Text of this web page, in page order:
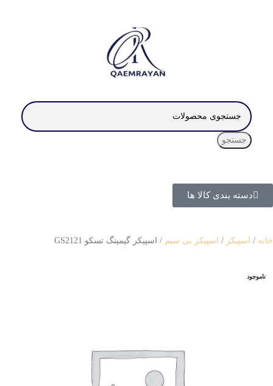
جستجو
دسته بندی کالا ها
خانه اسپیکر اسپیکر بی سیم اسپیکر گیمینگ تسکو GS2121
ناموجود